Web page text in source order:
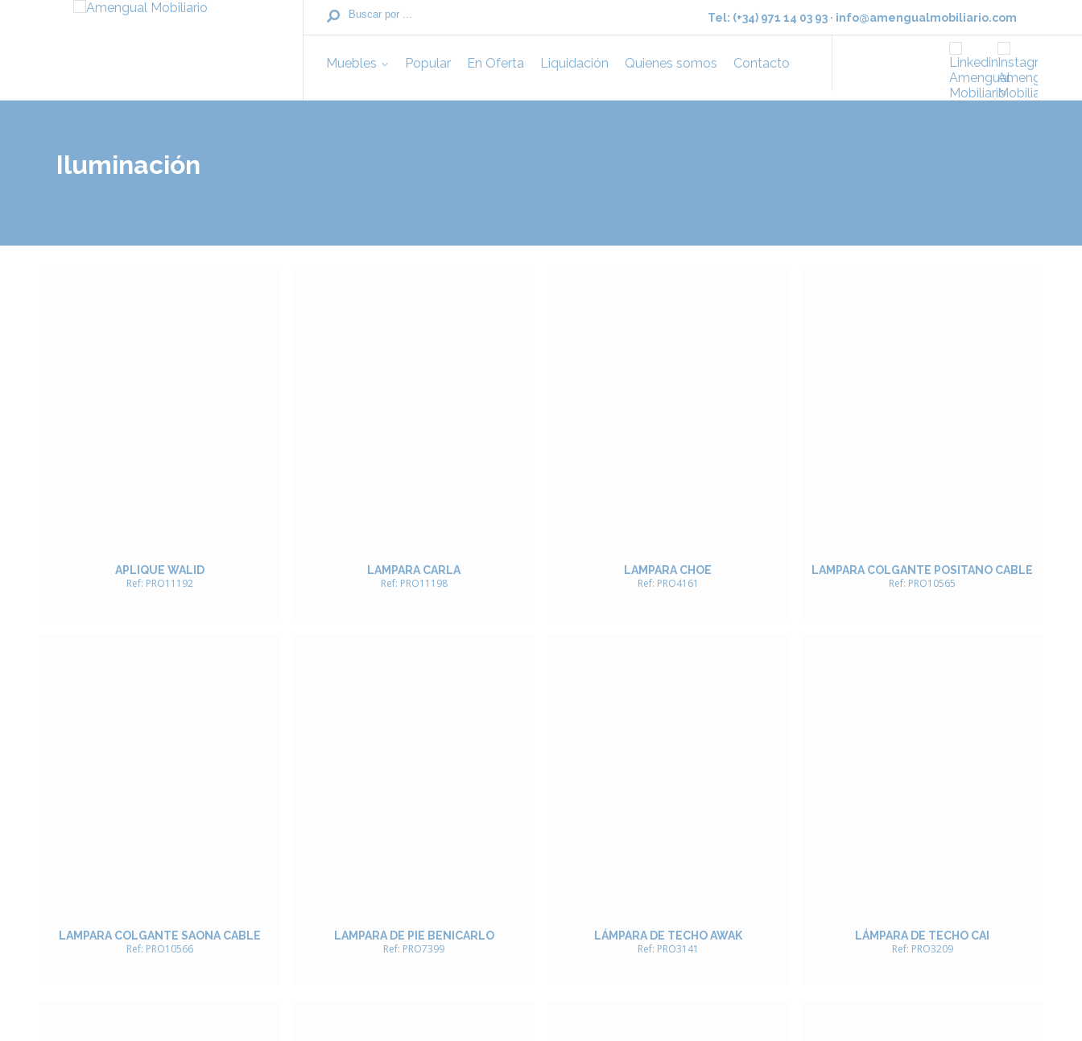
Tel: (+34) 971 14 03 93 · info@amengualmobiliario.com
Muebles Popular En Oferta Liquidación Quienes somos Contacto
Iluminación
APLIQUE WALID
Ref: PRO11192
LAMPARA CARLA
Ref: PRO11198
LAMPARA CHOE
Ref: PRO4161
LAMPARA COLGANTE POSITANO CABLE
Ref: PRO10565
LAMPARA COLGANTE SAONA CABLE
Ref: PRO10566
LAMPARA DE PIE BENICARLO
Ref: PRO7399
LÁMPARA DE TECHO AWAK
Ref: PRO3141
LÁMPARA DE TECHO CAI
Ref: PRO3209